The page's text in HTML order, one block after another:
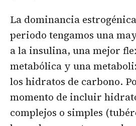
La dominancia
periodo tengamos una
a la insulina, una mejor
metabólica y una
los hidratos de carbono.
momento de incluir
complejos o simples